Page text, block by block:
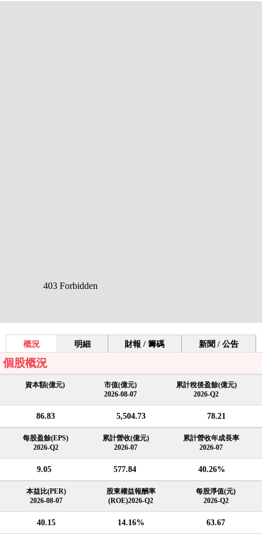
概況 明細 財報 / 籌碼 新聞 / 公告
個股概況
資本額(億元)
市值(億元)
2026-08-07
累計稅後盈餘(億元)
2026-Q2
86.83 5,504.73 78.21
每股盈餘(EPS)
2026-Q2
累計營收(億元)
2026-07
累計營收年成長率
2026-07
9.05 577.84 40.26%
本益比(PER)
2026-08-07
股東權益報酬率
(ROE)2026-Q2
每股淨值(元)
2026-Q2
40.15 14.16% 63.67